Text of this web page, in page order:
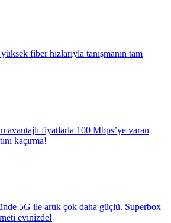
fiber hızlarıyla tanışmanın tam
avantajlı fiyatlarla 100 Mbps’ye varan
kaçırma!
5G ile artık çok daha güçlü. Superbox
evinizde!